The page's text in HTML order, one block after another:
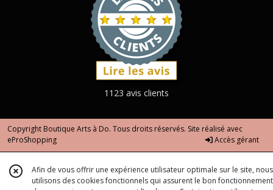
1123 avis clients
Copyright Boutique Arts à Do. Tous droits réservés. Site réalisé avec
eProShopping
Accès gérant
Afin de vous offrir une expérience utilisateur optimale sur le site, nous
utilisons des cookies fonctionnels qui assurent le bon fonctionnement